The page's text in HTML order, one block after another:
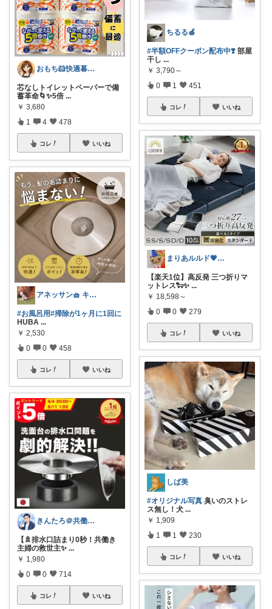
おもち🐹快適暮らし🌸オリ写🪴
芯なしトイレットペーパーで備
蓄革命🌀✨5倍 ...
￥ 3,680
1 4 478
コレ いいね
アネッサン🧺 キッチンと暮らしの実用品
#お風呂用#掃除が1ヶ月に1回に
HUBA ...
￥ 2,530
0 0 458
コレ いいね
きんたろ＠共働き夫婦の快適な日常
【🚿排水口詰まり0秒！共働き
主婦の救世主✨ ...
￥ 1,980
0 0 714
コレ いいね
ちるる🍎
#半額OFFクーポン配布中❣️ 部屋
干し ...
￥ 3,790～
0 1 451
コレ いいね
まりあルルド💗ご購入感謝です💗
【楽天1位】高反発 三つ折りマ
ットレス🐑✨ ...
￥ 18,598～
0 0 279
コレ いいね
しば美
#オリジナル写真 臭いのストレ
ス無し！犬 ...
￥ 1,909
1 1 230
コレ いいね